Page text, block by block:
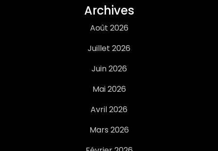
Archives
Août 2026
Juillet 2026
Juin 2026
Mai 2026
Avril 2026
Mars 2026